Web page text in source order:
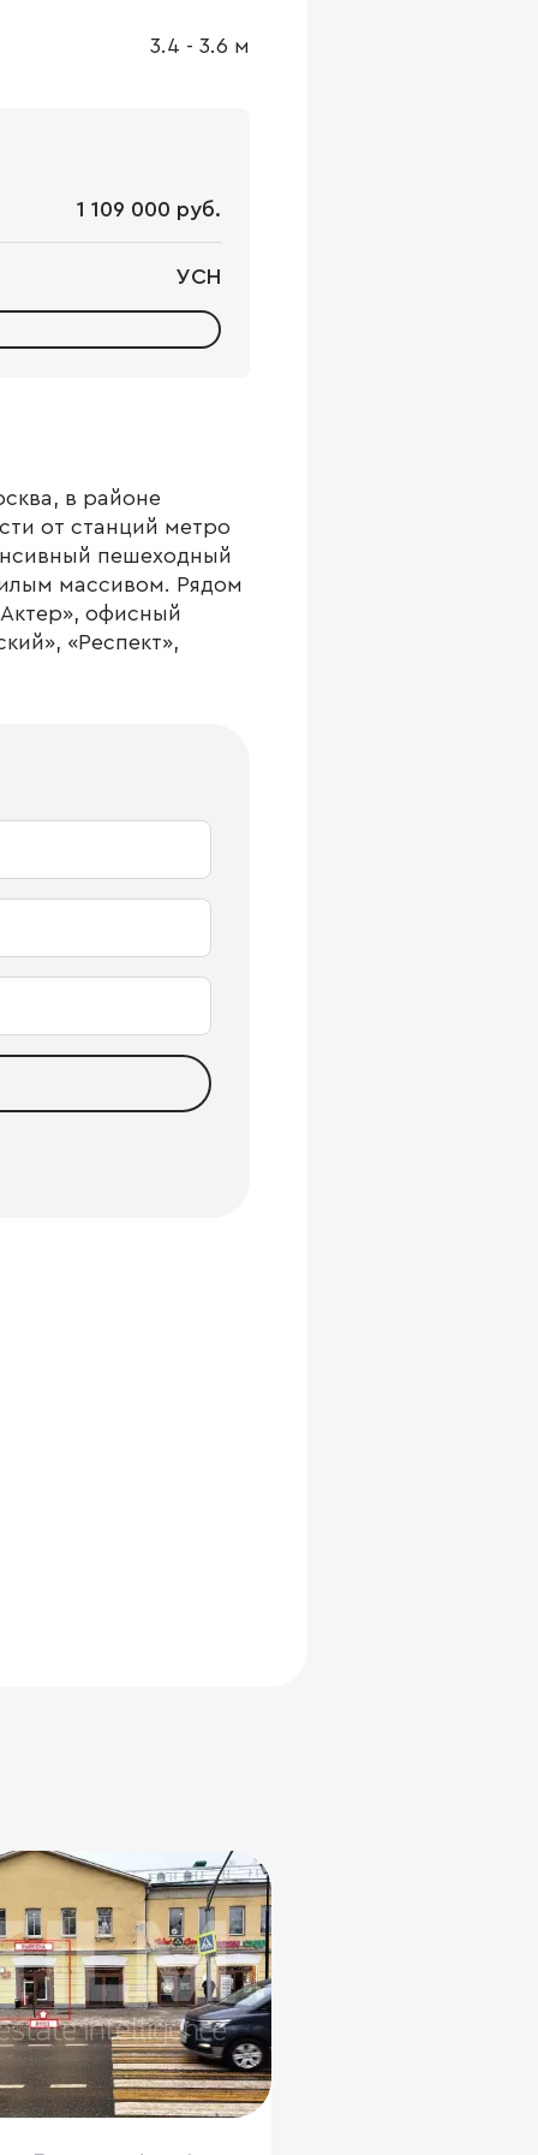
3.4 - 3.6 м
1 109 000 руб.
УСН
в районе
от станций метро
пешеходный
массивом. Рядом
офисный
«Респект»,